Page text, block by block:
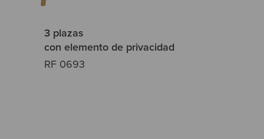
3 plazas
con elemento de privacidad
RF 0693